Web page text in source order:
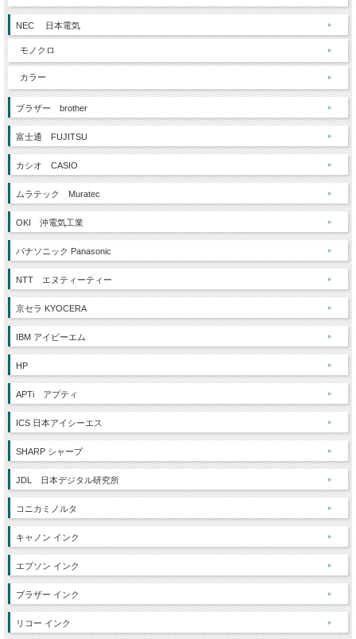
NEC 日本電気
モノクロ
カラー
ブラザー brother
富士通 FUJITSU
カシオ CASIO
ムラテック Muratec
OKI 沖電気工業
パナソニック Panasonic
NTT エヌティーティー
京セラ KYOCERA
IBM アイビーエム
HP
APTi アプティ
ICS 日本アイシーエス
SHARP シャープ
JDL 日本デジタル研究所
コニカミノルタ
キャノン インク
エプソン インク
ブラザー インク
リコー インク